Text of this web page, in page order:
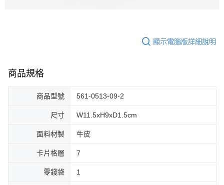
顯示電腦版詳細說明
商品規格
商品型號 561-0513-09-2
尺寸 W11.5xH9xD1.5cm
面料材製 牛皮
卡片格層 7
零錢袋 1